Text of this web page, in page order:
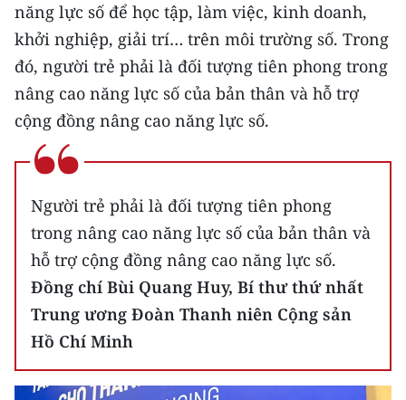
TIN MỚI
TIN ĐỊA PHƯƠNG
Trung du và miền núi phía Bắc
Đồng bằng sông Hồng
Bắc Trung Bộ
Duyên hải Nam Trung Bộ và Tây
Nguyên
Đông Nam Bộ
Đồng bằng sông Cửu Long
năng lực số để học tập, làm việc, kinh doanh,
khởi nghiệp, giải trí… trên môi trường số. Trong
đó, người trẻ phải là đối tượng tiên phong trong
nâng cao năng lực số của bản thân và hỗ trợ
cộng đồng nâng cao năng lực số.
Người trẻ phải là đối tượng tiên phong
trong nâng cao năng lực số của bản thân và
hỗ trợ cộng đồng nâng cao năng lực số.
Đồng chí Bùi Quang Huy, Bí thư thứ nhất
Trung ương Đoàn Thanh niên Cộng sản
Hồ Chí Minh